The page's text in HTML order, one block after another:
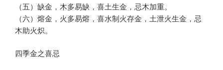
（五）缺金，木多易缺，喜土生金，忌木加重。
（六）熔金，火多易熔，喜水制火存金，土泄火生金，忌
木助火炽。
四季金之喜忌